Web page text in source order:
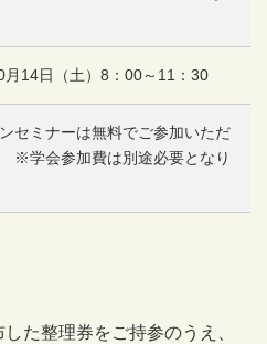
月14日（土）8：00～11：30
セミナーは無料でご参加いただ
※学会参加費は別途必要となり
た整理券をご持参のうえ、